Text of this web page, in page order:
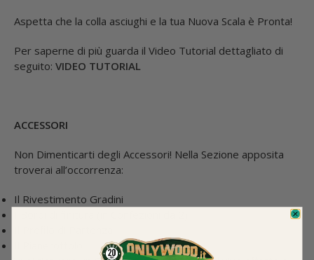
Aspetta che la colla asciughi e la tua Nuova Scala è Pronta!
Per saperne di più guarda il Video Tutorial dettagliato di
seguito: VIDEO TUTORIAL
ACCESSORI
Non Dimenticarti degli Accessori! Nella Sezione apposita
troverai all’occorrenza:
Il Rivestimento Gradini